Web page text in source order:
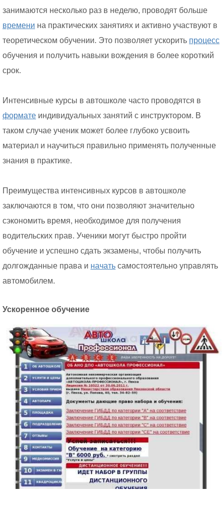
занимаются несколько раз в неделю, проводят больше
времени на практических занятиях и активно участвуют в
теоретическом обучении. Это позволяет ускорить процесс
обучения и получить навыки вождения в более короткий
срок.
Интенсивные курсы в автошколе часто проводятся в
формате индивидуальных занятий с инструктором. В
таком случае ученик может более глубоко усвоить
материал и научиться правильно применять полученные
знания в практике.
Преимущества интенсивных курсов в автошколе
заключаются в том, что они позволяют значительно
сэкономить время, необходимое для получения
водительских прав. Ученики могут быстро пройти
обучение и успешно сдать экзамены, чтобы получить
долгожданные права и начать самостоятельно управлять
автомобилем.
Ускоренное обучение